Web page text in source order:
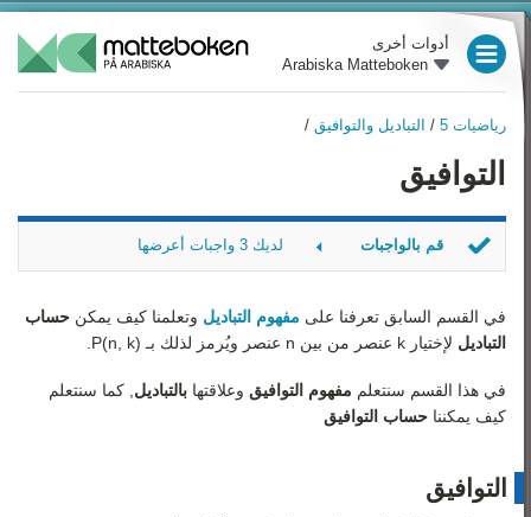
أدوات أخرى
Arabiska Matteboken
رياضيات 5 / التباديل والتوافيق /
التوافيق
قم بالواجبات لديك 3 واجبات أعرضها
لعبة يانصيب جديدة
مساواة
في القسم السابق تعرفنا على مفهوم التباديل وتعلمنا كيف يمكن حساب
التباديل لإختيار k عنصر من بين n عنصر ويُرمز لذلك بـ P(n, k)
.
في هذا القسم سنتعلم مفهوم التوافيق وعلاقتها بالتباديل, كما سنتعلم
كيف يمكننا حساب التوافيق
التوافيق
العام الدراسي 4
العام الدراسي 5
العام الدراسي 6
العام الدراسي 8
العام الدراسي 9
رياضيات 2
رياضيات 5
نظرة عامة
نظرية المجموعات
قوانين التطابق
المتتاليات والاستقراء
الرياضي
نظرية المُخططات البيانية